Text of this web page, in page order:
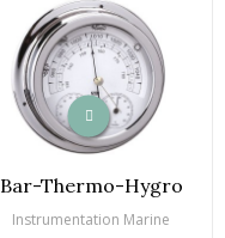
Bar-Thermo-Hygro
Instrumentation Marine